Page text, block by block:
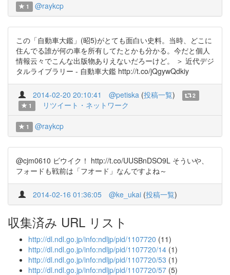
1 @raykcp
この「自動車大鑑」(昭5)がとても面白い史料。当時、どこに
住んでる誰が何の車を所有してたとかも分かる。今だと個人
情報云々でこんな出版物ありえないだろーけど。 ＞ 近代デジ
タルライブラリー - 自動車大鑑 http://t.co/jQgywQdkiy
2014-02-20 20:10:41 @petiska (投稿一覧)
2
1
リツイート・ネットワーク
1 @raykcp
@cjm0610 ビウイク！ http://t.co/UUSBnDSO9L そういや、
フォードも戦前は「フオード」なんですよね～
2014-02-16 01:36:05 @ke_ukai (投稿一覧)
収集済み URL リスト
http://dl.ndl.go.jp/info:ndljp/pid/1107720 (11)
http://dl.ndl.go.jp/info:ndljp/pid/1107720/14 (1)
http://dl.ndl.go.jp/info:ndljp/pid/1107720/53 (1)
http://dl.ndl.go.jp/info:ndljp/pid/1107720/57 (5)